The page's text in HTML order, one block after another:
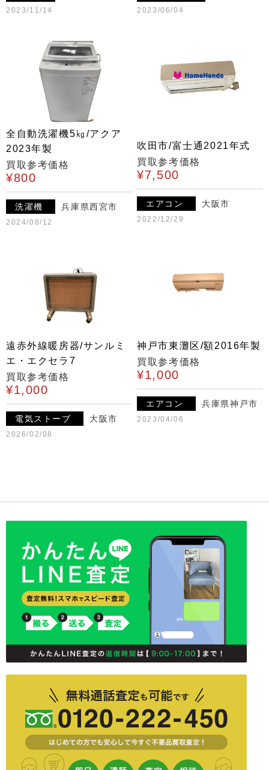
2023/11/14 2023/06/04
全自動洗濯機5㎏/アクア
2023年製
買取参考価格
¥800
洗濯機 兵庫県西宮市
2024/08/12
吹田市/富士通2021年式
買取参考価格
¥7,500
エアコン 大阪市
2022/12/29
遠赤外線暖房器/サンルミ
エ・エクセラ7
買取参考価格
¥1,000
電気ストーブ 大阪市
2026/02/08
神戸市東灘区/額2016年製
買取参考価格
¥1,000
エアコン 兵庫県神戸市
2023/04/06